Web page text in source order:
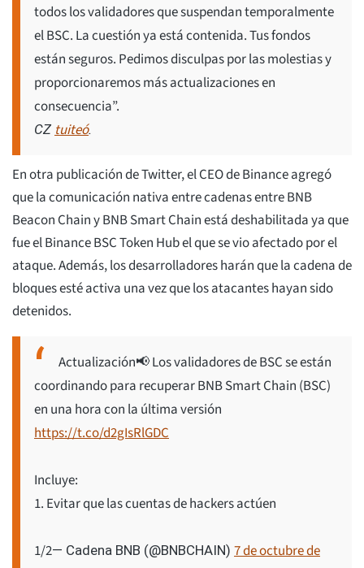
todos los validadores que suspendan temporalmente
el BSC. La cuestión ya está contenida. Tus fondos
están seguros. Pedimos disculpas por las molestias y
proporcionaremos más actualizaciones en
consecuencia”.
CZtuiteó.
En otra publicación de Twitter, el CEO de Binance agregó
que la comunicación nativa entre cadenas entre BNB
Beacon Chain y BNB Smart Chain está deshabilitada ya que
fue el Binance BSC Token Hub el que se vio afectado por el
ataque. Además, los desarrolladores harán que la cadena de
bloques esté activa una vez que los atacantes hayan sido
detenidos.
Actualización📢 Los validadores de BSC se están
coordinando para recuperar BNB Smart Chain (BSC)
en una hora con la última versión
https://t.co/d2gIsRlGDC
Incluye:
1. Evitar que las cuentas de hackers actúen
1/2— Cadena BNB (@BNBCHAIN) 7 de octubre de